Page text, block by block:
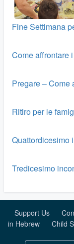
Fine Settimana
Come affrontare
Pregare – Come
Ritiro per le
Quattordicesimo
Tredicesimo
Support Us
in Hebrew
Child